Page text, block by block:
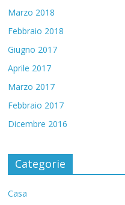
Marzo 2018
Febbraio 2018
Giugno 2017
Aprile 2017
Marzo 2017
Febbraio 2017
Dicembre 2016
Categorie
Casa